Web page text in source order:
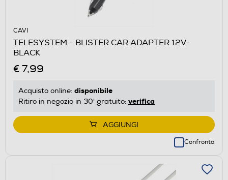
CAVI
TELESYSTEM - BLISTER CAR ADAPTER 12V-
BLACK
€ 7,99
Acquisto online: disponibile
Ritiro in negozio in 30' gratuito: verifica
AGGIUNGI
Confronta